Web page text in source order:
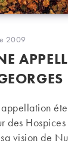
2009
des
vision de
sur une